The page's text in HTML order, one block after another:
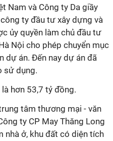
Nam và Công ty Da giầy
ty đầu tư xây dựng và
ủy quyền làm chủ đầu tư
Nội cho phép chuyển mục
dự án. Đến nay dự án đã
sử dụng.
hơn 53,7 tỷ đồng.
tâm thương mại - văn
ty CP May Thăng Long
nhà ở, khu đất có diện tích